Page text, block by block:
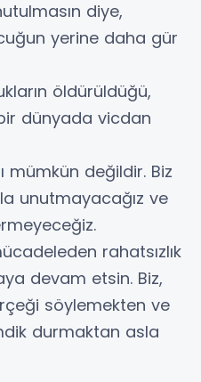
diye,
yerine daha gür
öldürüldüğü,
dünyada vicdan
mümkün değildir. Biz
unutmayacağız ve
rahatsızlık
devam etsin. Biz,
söylemekten ve
durmaktan asla